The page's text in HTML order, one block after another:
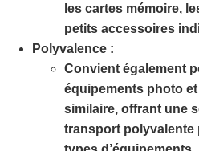
les cartes mémoire,
petits accessoires
Polyvalence :
Convient également
équipements photo
similaire, offrant une
transport polyvalente